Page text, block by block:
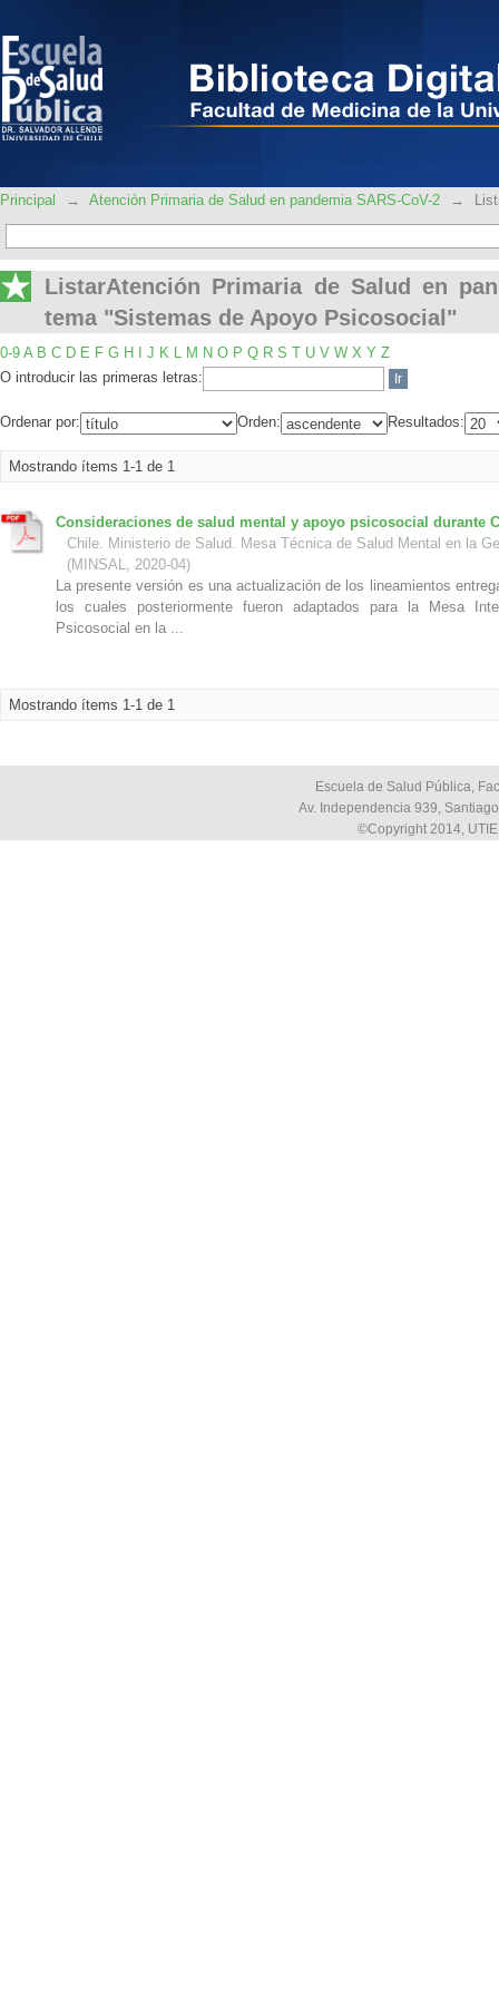
Apoyo Psicosocial"
Principal → Atención Primaria de Salud en pandemia SARS-CoV-2 →
ListarAtención Primaria de Salud en
tema "Sistemas de Apoyo Psicosocial"
0-9 A B C D E F G H J K L M N O P Q R S T U V W X Y Z
O introducir las primeras letras:
Ordenar por: Orden: Resultados:
Mostrando ítems 1-1 de 1
Consideraciones de salud mental y apoyo psicosocial durante
Chile. Ministerio de Salud. Mesa Técnica de Salud Mental en la
(MINSAL, 2020-04)
La presente versión es una actualización de los lineamientos
los cuales posteriormente fueron adaptados para la Mesa
Psicosocial en la ...
Mostrando ítems 1-1 de 1
Escuela de Salud Pública,
Av. Independencia 939,
©Copyright 2014,